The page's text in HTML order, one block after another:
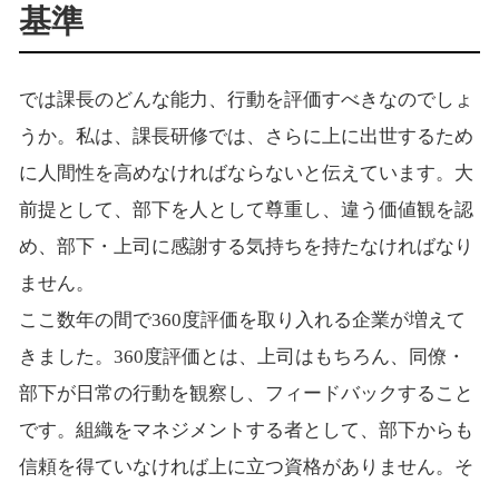
基準
では課長のどんな能力、行動を評価すべきなのでしょ
うか。私は、課長研修では、さらに上に出世するため
に人間性を高めなければならないと伝えています。大
前提として、部下を人として尊重し、違う価値観を認
め、部下・上司に感謝する気持ちを持たなければなり
ません。
ここ数年の間で360度評価を取り入れる企業が増えて
きました。360度評価とは、上司はもちろん、同僚・
部下が日常の行動を観察し、フィードバックすること
です。組織をマネジメントする者として、部下からも
信頼を得ていなければ上に立つ資格がありません。そ